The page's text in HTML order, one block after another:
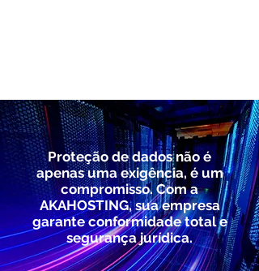
Proteção de dados não é
apenas uma exigência, é um
compromisso. Com a
AKAHOSTING, sua empresa
garante conformidade total e
segurança jurídica.